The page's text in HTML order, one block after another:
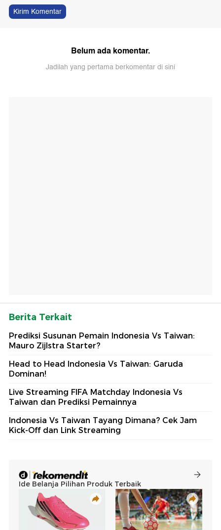
Kirim Komentar
Belum ada komentar.
Jadilah yang pertama berkomentar di sini
Berita Terkait
Prediksi Susunan Pemain Indonesia Vs Taiwan:
Mauro Zijlstra Starter?
Head to Head Indonesia Vs Taiwan: Garuda
Dominan!
Live Streaming FIFA Matchday Indonesia Vs
Taiwan dan Prediksi Pemainnya
Indonesia Vs Taiwan Tayang Dimana? Cek Jam
Kick-Off dan Link Streaming